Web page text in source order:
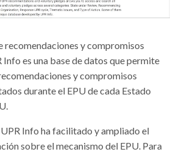
recomendaciones y compromisos
es una base de datos que permite
y compromisos
durante el EPU de cada Estado
Info ha facilitado y ampliado el
sobre el mecanismo del EPU. Para